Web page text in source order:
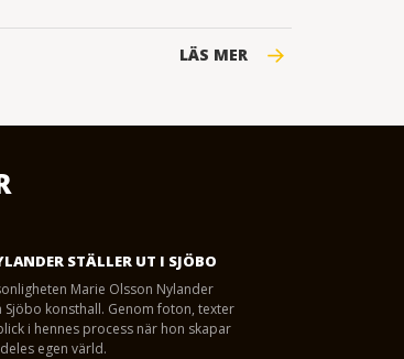
LÄS MER
STÄLLER UT I SJÖBO
Marie Olsson Nylander
konsthall. Genom foton, texter
i hennes process när hon skapar
egen värld.